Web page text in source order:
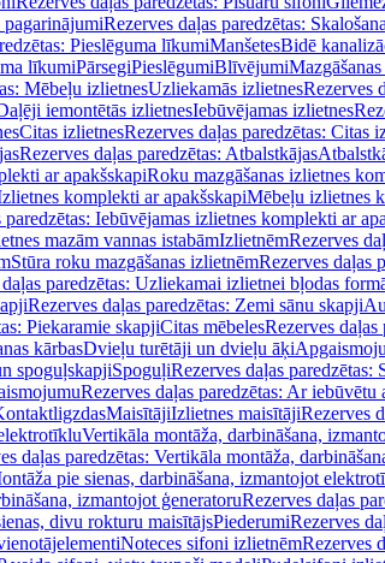
pagarinājumiRezerves daļas paredzētas:
Pieslēguma līkumiManšetesBidē
līkumiPārsegiPieslēgumiBlīvējumi
Mēbeļu izlietnesUzliekamās izlietnesRezerves
iemontētās izlietnesIebūvējamas izlietnes
Citas izlietnesRezerves daļas paredzētas: Citas
Rezerves daļas paredzētas: Atbalstkājas
ar apakšskapiRoku mazgāšanas izlietnes
komplekti ar apakšskapiMēbeļu izlietnes
paredzētas: Iebūvējamas izlietnes komplekti ar
mazām vannas istabāmIzlietnēmRezerves
Stūra roku mazgāšanas izlietnēmRezerves daļas
paredzētas: Uzliekamai izlietnei bļodas
Rezerves daļas paredzētas: Zemi sānu skapji
Piekaramie skapjiCitas mēbelesRezerves daļas
kārbasDvieļu turētāji un dvieļu āķi
spoguļskapjiSpoguļiRezerves daļas paredzētas:
Rezerves daļas paredzētas: Ar iebūvētu
MaisītājiIzlietnes maisītājiRezerves
Vertikāla montāža, darbināšana,
daļas paredzētas: Vertikāla montāža,
pie sienas, darbināšana, izmantojot
izmantojot ģeneratoruRezerves daļas
divu rokturu maisītājsPiederumiRezerves
Noteces sifoni izlietnēmRezerves